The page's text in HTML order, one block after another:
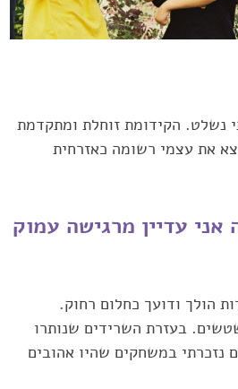
נשלט. הקידומת זוחלת ומתקדמת
את עצמי רשומה כאזרחית
‏עדיין מרגישה עמוק
הולך ודועך כחלום רחוק.
בעזרת השרידים שנותרו
נזכרתי ‏במשחקים שהיו אהובים